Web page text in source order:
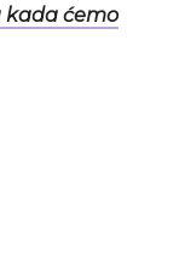
kada ćemo